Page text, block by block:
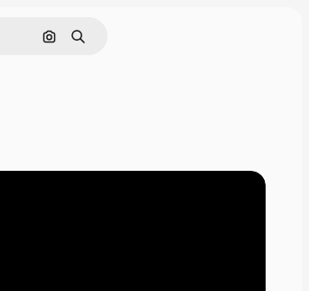
Pesquisar por imagem
Buscar